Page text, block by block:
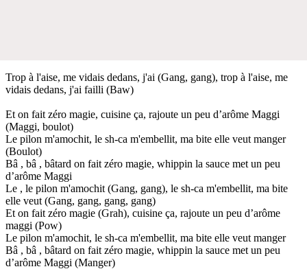
Trop à l'aise, me vidais dedans, j'ai (Gang, gang), trop à l'aise, me
vidais dedans, j'ai failli (Baw)
Et on fait zéro magie, cuisine ça, rajoute un peu d’arôme Maggi
(Maggi, boulot)
Le pilon m'amochit, le sh-ca m'embellit, ma bite elle veut manger
(Boulot)
Bâ , bâ , bâtard on fait zéro magie, whippin la sauce met un peu
d’arôme Maggi
Le , le pilon m'amochit (Gang, gang), le sh-ca m'embellit, ma bite
elle veut (Gang, gang, gang, gang)
Et on fait zéro magie (Grah), cuisine ça, rajoute un peu d’arôme
maggi (Pow)
Le pilon m'amochit, le sh-ca m'embellit, ma bite elle veut manger
Bâ , bâ , bâtard on fait zéro magie, whippin la sauce met un peu
d’arôme Maggi (Manger)